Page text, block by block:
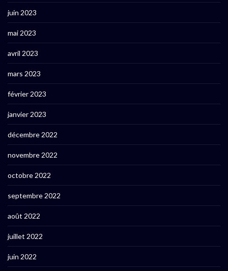
juin 2023
mai 2023
avril 2023
mars 2023
février 2023
janvier 2023
décembre 2022
novembre 2022
octobre 2022
septembre 2022
août 2022
juillet 2022
juin 2022